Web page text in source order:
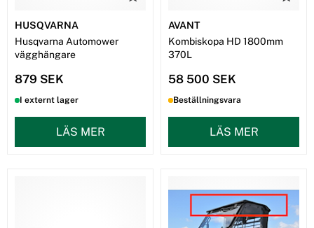
HUSQVARNA
Husqvarna Automower
vägghängare
879 SEK
I externt lager
LÄS MER
AVANT
Kombiskopa HD 1800mm
370L
58 500 SEK
Beställningsvara
LÄS MER